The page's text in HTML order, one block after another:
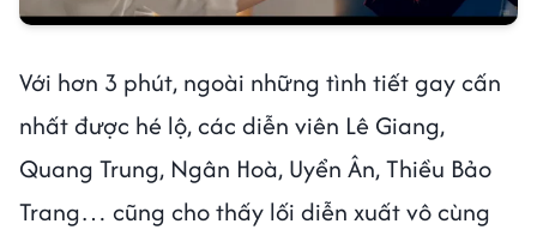
Với hơn 3 phút, ngoài những tình tiết gay cấn
nhất được hé lộ, các diễn viên Lê Giang,
Quang Trung, Ngân Hoà, Uyển Ân, Thiều Bảo
Trang… cũng cho thấy lối diễn xuất vô cùng